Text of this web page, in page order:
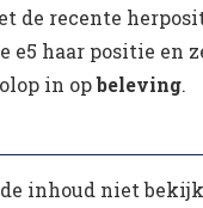
de recente
e5 haar positie en
in opbeleving.
inhoud niet